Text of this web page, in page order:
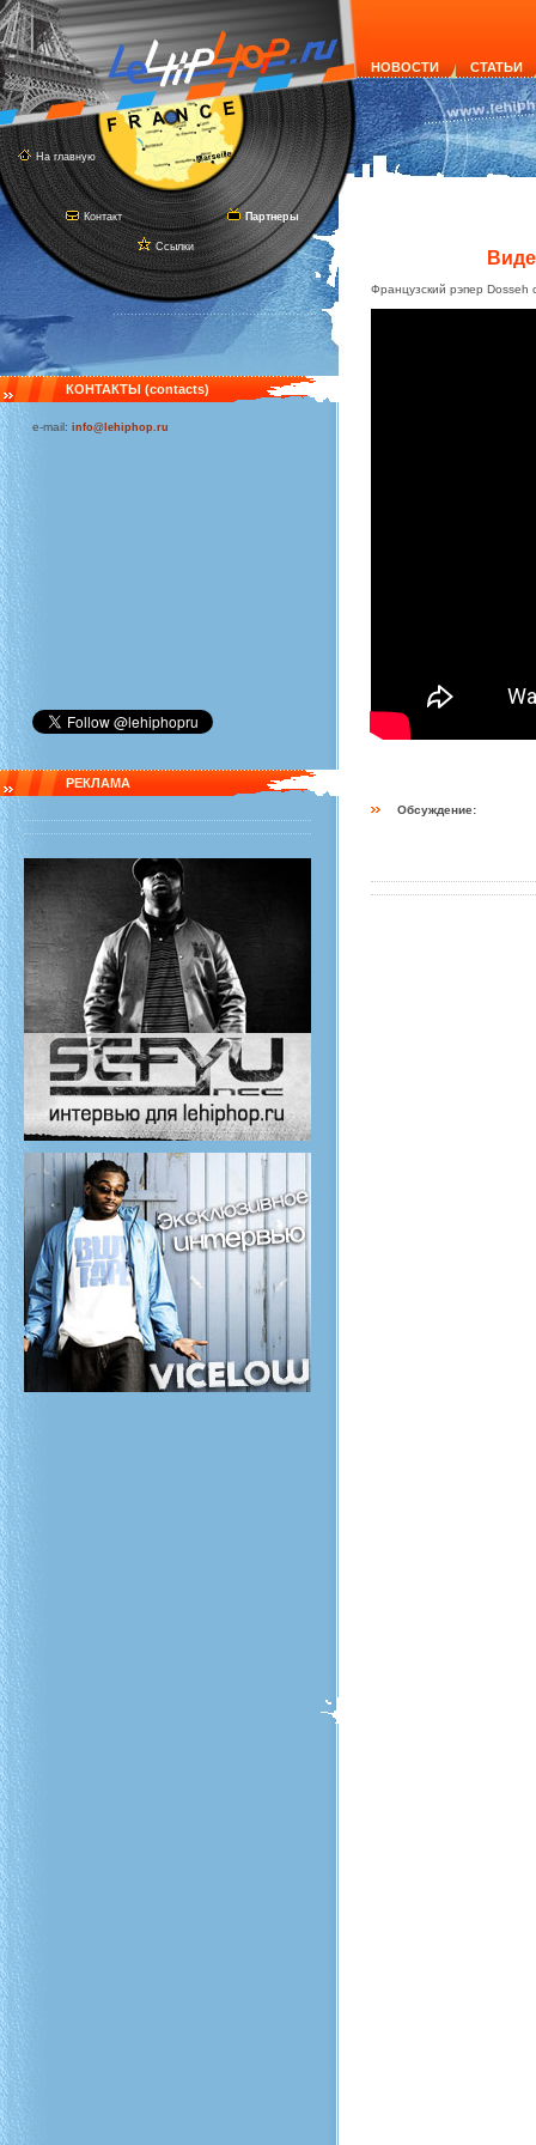
На главную
Контакт
Ссылки
Партнеры
НОВОСТИ СТАТЬИ
КОНТАКТЫ (contacts)
e-mail: info@lehiphop.ru
РЕКЛАМА
Французский рэпер Dosseh
Обсуждение: